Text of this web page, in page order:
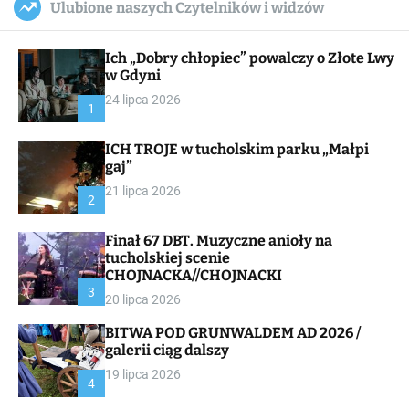
c
a
a
s
W
i
e
l
c
Ulubione naszych Czytelników i widzów
1
Ich „Dobry chłopiec” powalczy o Złote Lwy
w Gdyni
24 lipca 2026
2
ICH TROJE w tucholskim parku „Małpi
gaj”
21 lipca 2026
3
Finał 67 DBT. Muzyczne anioły na
tucholskiej scenie
CHOJNACKA//CHOJNACKI
20 lipca 2026
4
BITWA POD GRUNWALDEM AD 2026 /
galerii ciąg dalszy
19 lipca 2026